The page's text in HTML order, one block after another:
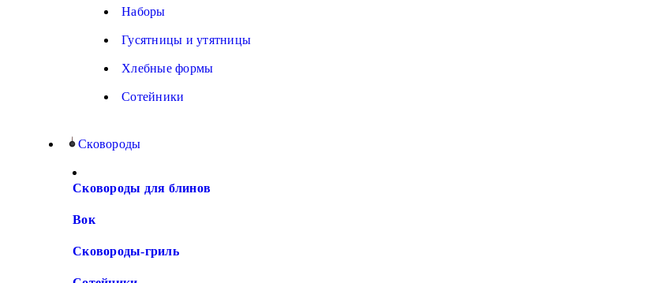
Наборы
Гусятницы и утятницы
Хлебные формы
Сотейники
Сковороды
Сковороды для блинов
Вок
Сковороды-гриль